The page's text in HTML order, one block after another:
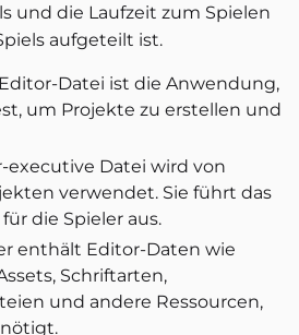
und die Laufzeit zum Spielen
aufgeteilt ist.
Datei ist die Anwendung,
um Projekte zu erstellen und
executive Datei wird von
verwendet. Sie führt das
die Spieler aus.
enthält Editor-Daten wie
Schriftarten,
und andere Ressourcen,